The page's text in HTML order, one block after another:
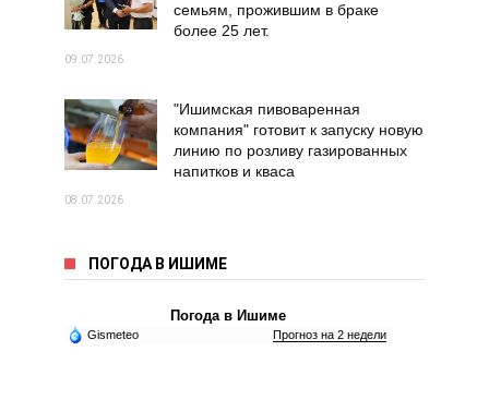
семьям, прожившим в браке
более 25 лет.
09.07.2026
"Ишимская пивоваренная
компания" готовит к запуску новую
линию по розливу газированных
напитков и кваса
08.07.2026
ПОГОДА В ИШИМЕ
Погода в Ишиме
Gismeteo Прогноз на 2 недели